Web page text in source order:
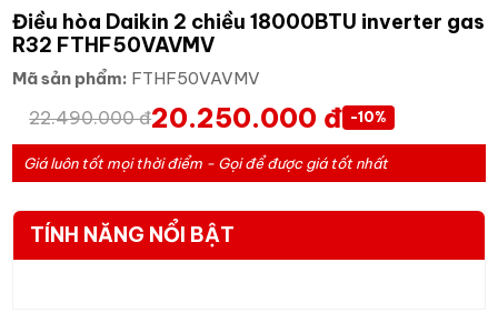
Điều hòa Daikin 2 chiều 18000BTU inverter gas
R32 FTHF50VAVMV
Mã sản phẩm: FTHF50VAVMV
22.490.000 đ20.250.000 đ -10%
Giá luôn tốt mọi thời điểm - Gọi để được giá tốt nhất
TÍNH NĂNG NỔI BẬT